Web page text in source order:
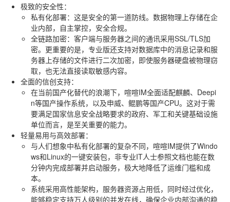
极致的安全性：
私有化部署：这是安全的第一道防线。数据物理上存储在企
业内部，自主掌控，安全合规。
全链路加密：客户端与服务器之间的通讯采用SSL/TLS加
密。更重要的是，专业版还支持对数据库中的消息记录和服
务器上存储的文件进行二次加密，即使服务器硬盘被物理窃
取，也无法直接读取敏感内容。
全面的信创支持：
在当前国产化替代的浪潮下，喧喧IM全面适配麒麟、Deepi
n等国产操作系统，以及申威、鲲鹏等国产CPU。这对于需
要满足国家信息安全战略要求的政府、军工和关键基础设施
单位而言，是至关重要的能力。
轻量易用与高效部署：
与人们想象中私有化部署的复杂不同，喧喧IM提供了Windo
ws和Linux的一键安装包，非专业IT人士参照文档也能在数
分钟内完成部署并启动服务，极大地降低了运维门槛和成
本。
系统采用高性能架构，服务器资源占用低，同时经过优化，
能够稳定支持万人级别的并发在线，确保企业内部沟通的稳